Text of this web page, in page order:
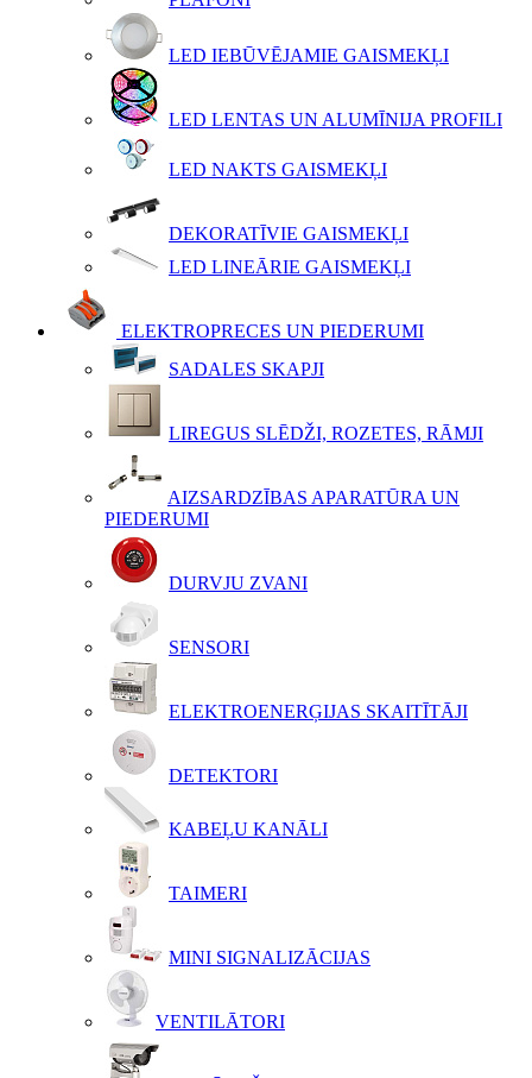
LED IEBŪVĒJAMIE GAISMEKĻI
LED LENTAS UN ALUMĪNIJA PROFILI
LED NAKTS GAISMEKĻI
DEKORATĪVIE GAISMEKĻI
LED LINEĀRIE GAISMEKĻI
ELEKTROPRECES UN PIEDERUMI
SADALES SKAPJI
LIREGUS SLĒDŽI, ROZETES, RĀMJI
AIZSARDZĪBAS APARATŪRA UN
PIEDERUMI
DURVJU ZVANI
SENSORI
ELEKTROENERĢIJAS SKAITĪTĀJI
DETEKTORI
KABEĻU KANĀLI
TAIMERI
MINI SIGNALIZĀCIJAS
VENTILĀTORI